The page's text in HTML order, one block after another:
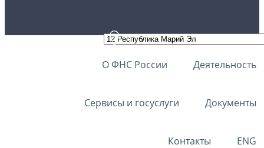
О ФНС России Деятельность
Сервисы и госуслуги Документы
Контакты ENG